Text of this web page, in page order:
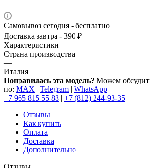
Самовывоз сегодня - бесплатно
Доставка завтра - 390 ₽
Характеристики
Страна производства
—
Италия
Понравилась эта модель? Можем
по: MAX | Telegram | WhatsApp |
+7 965 815 55 88 | +7 (812) 244-93-35
Отзывы
Как купить
Оплата
Доставка
Дополнительно
Отзывы